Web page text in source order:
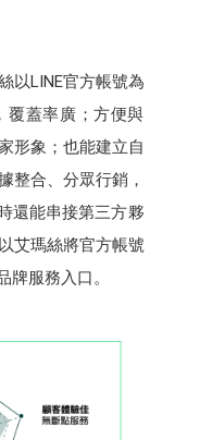
以LINE官方帳號為
覆蓋率廣；方便與
形象；也能建立自
整合、分眾行銷，
還能串接第三方夥
艾瑪絲將官方帳號
牌服務入口。